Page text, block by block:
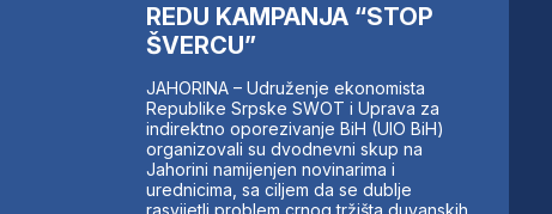
REDU KAMPANJA “STOP
ŠVERCU”
JAHORINA – Udruženje ekonomista
Republike Srpske SWOT i Uprava za
indirektno oporezivanje BiH (UIO BiH)
organizovali su dvodnevni skup na
Jahorini namijenjen novinarima i
urednicima, sa ciljem da se dublje
rasvijetli problem crnog tržišta duvanskih